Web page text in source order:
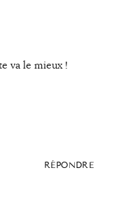
va le mieux !
RÉPONDRE